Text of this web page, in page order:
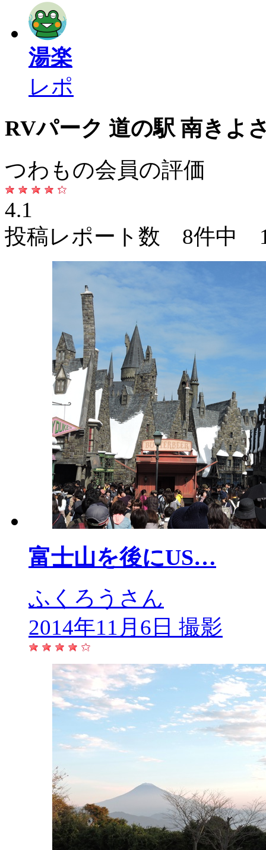
湯楽
レポ
RVパーク 道の駅 南きよ
つわもの会員の評価
4.1
投稿レポート数 8件中
富士山を後にUS…
ふくろうさん
2014年11月6日 撮影